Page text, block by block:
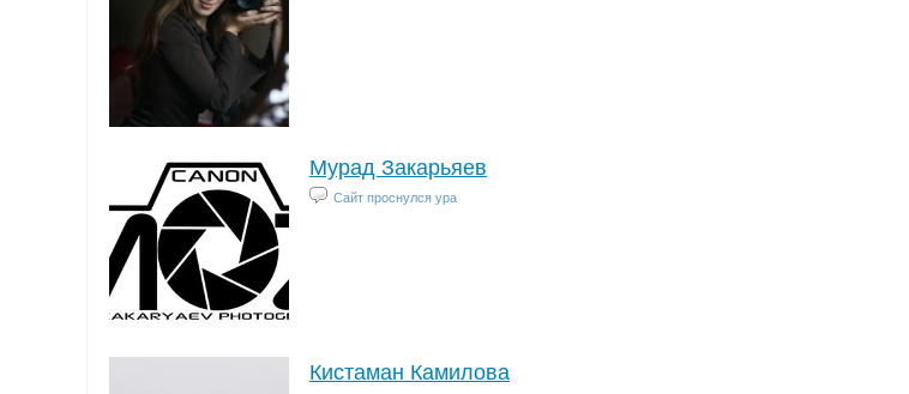
Мурад Закарьяев
Сайт проснулся ура
Кистаман Камилова